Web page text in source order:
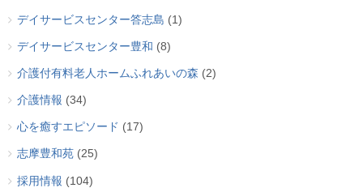
デイサービスセンター答志島 (1)
デイサービスセンター豊和 (8)
介護付有料老人ホームふれあいの森 (2)
介護情報 (34)
心を癒すエピソード (17)
志摩豊和苑 (25)
採用情報 (104)